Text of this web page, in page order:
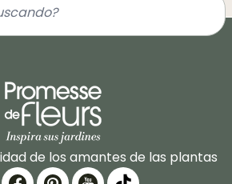
de los amantes de las plantas